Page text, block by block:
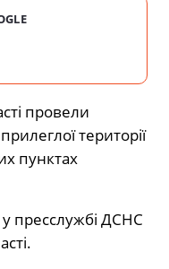
провели
території
пунктах
пресслужбі ДСНС